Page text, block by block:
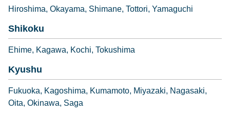
Hiroshima Okayama Shimane Tottori Yamaguchi
Shikoku
Ehime Kagawa Kochi Tokushima
Kyushu
Fukuoka Kagoshima Kumamoto Miyazaki Nagasaki
Oita Okinawa Saga